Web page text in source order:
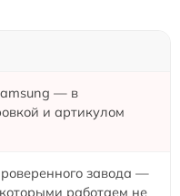
— в
и артикулом
завода —
работаем не